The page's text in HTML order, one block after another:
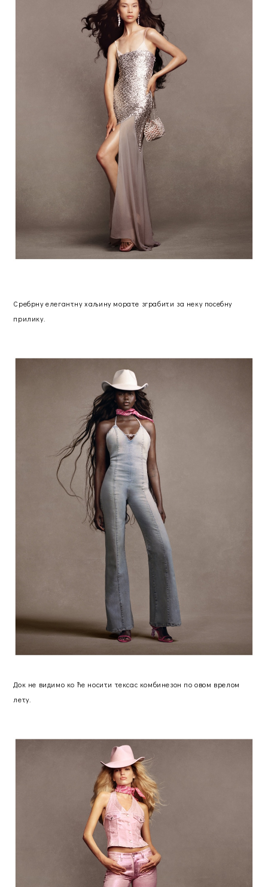
Сребрну елегантну хаљину морате зграбити за неку посебну
прилику.
Док не видимо ко ће носити тексас комбинезон по овом врелом
лету.